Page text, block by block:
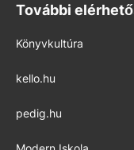
További
Könyvkultúra
kello.hu
pedig.hu